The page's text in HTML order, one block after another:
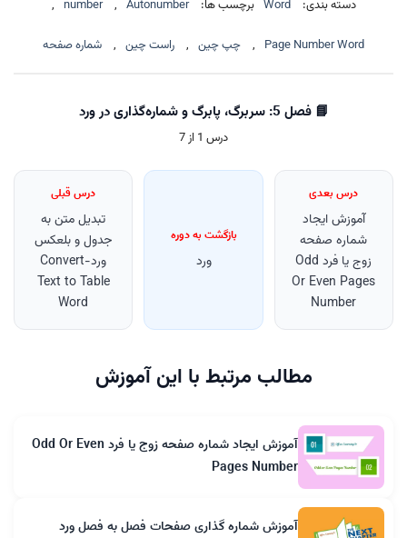
دسته بندی: Word برچسب ها: Autonumber
,
number
,
Page Number Word
, چپ چین , راست چین , شماره صفحه
📘 فصل 5: سربرگ، پابرگ و شماره‌گذاری در ورد
درس 1 از 7
درس بعدی
آموزش ایجاد
شماره صفحه
زوج یا فرد Odd
Or Even Pages
Number
بازگشت به دوره
ورد
درس قبلی
تبدیل متن به
جدول و بلعکس
ورد-Convert
Text to Table
Word
مطالب مرتبط با این آموزش
آموزش ایجاد شماره صفحه زوج یا فرد Odd Or Even
Pages Number
آموزش شماره گذاری صفحات فصل به فصل ورد